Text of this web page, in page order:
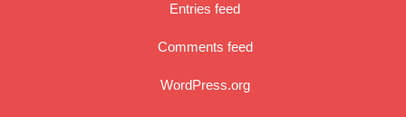
Entries feed
Comments feed
WordPress.org